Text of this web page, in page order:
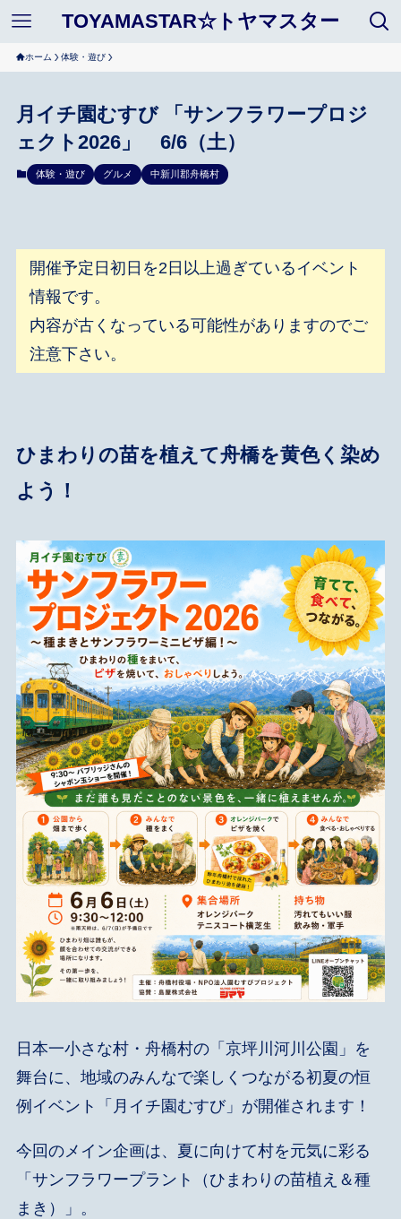
TOYAMASTAR☆トヤマスター
ホーム 体験・遊び
月イチ園むすび 「サンフラワープロジ
ェクト2026」 6/6（土）
体験・遊び グルメ 中新川郡舟橋村
開催予定日初日を2日以上過ぎているイベント
情報です。
内容が古くなっている可能性がありますのでご
注意下さい。
ひまわりの苗を植えて舟橋を黄色く染め
よう！
日本一小さな村・舟橋村の「京坪川河川公園」を
舞台に、地域のみんなで楽しくつながる初夏の恒
例イベント「月イチ園むすび」が開催されます！
今回のメイン企画は、夏に向けて村を元気に彩る
「サンフラワープラント（ひまわりの苗植え＆種
まき）」。